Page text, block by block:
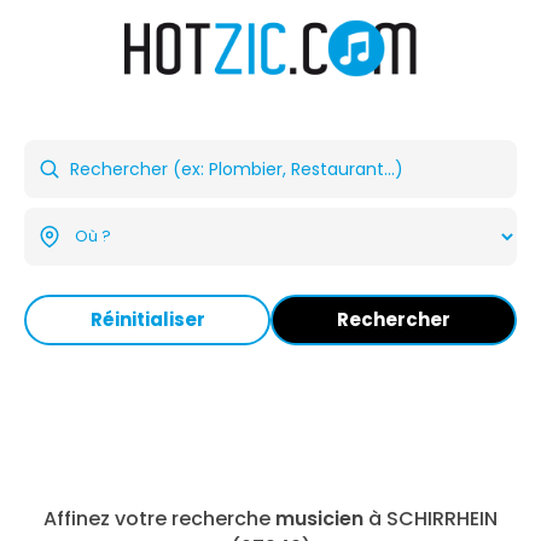
Réinitialiser Rechercher
Affinez votre recherche musicien à SCHIRRHEIN